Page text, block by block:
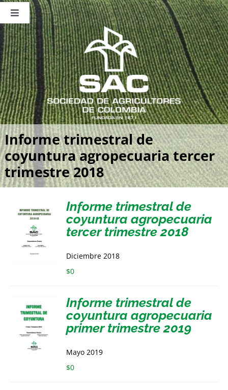
Saltar
contenido
Toggle
Navigation
Nosotros
Publicaciones
Sala de Prensa
Eventos
Informe trimestral de
coyuntura agropecuaria tercer
trimestre 2018
Informe trimestral de
coyuntura agropecuaria
tercer trimestre 2018
Diciembre 2018
$0
Informe trimestral de
coyuntura agropecuaria
primer trimestre 2019
Mayo 2019
$0